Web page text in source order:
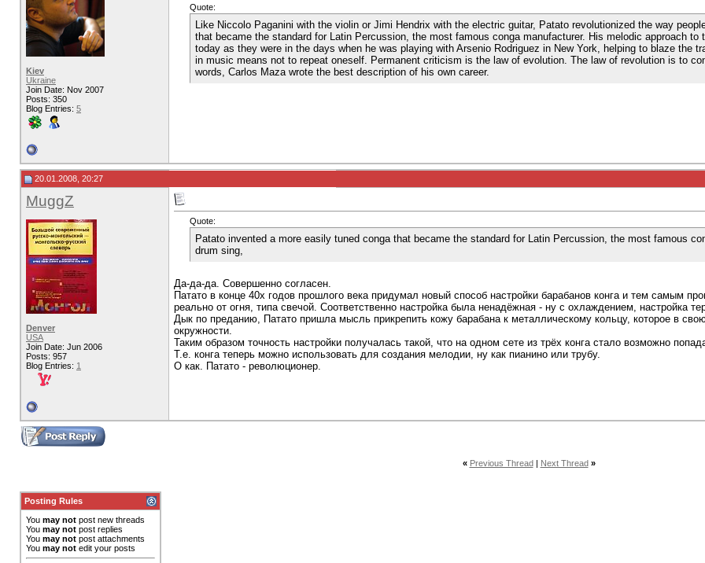
Kiev
Ukraine
Join Date: Nov 2007
Posts: 350
Blog Entries: 5
Quote:
Like Niccolo Paganini with the violin or Jimi Hendrix with the electric guitar, Patato revolutionized the way
that became the standard for Latin Percussion, the most famous conga manufacturer. His melodic approach
today as they were in the days when he was playing with Arsenio Rodriguez in New York, helping to blaze the
in music means not to repeat oneself. Permanent criticism is the law of evolution. The law of revolution is to
words, Carlos Maza wrote the best description of his own career.
20.01.2008, 20:27
MuggZ
Denver
USA
Join Date: Jun 2006
Posts: 957
Blog Entries: 1
Quote:
Patato invented a more easily tuned conga that became the standard for Latin Percussion, the most famous
drum sing,
Да-да-да. Совершенно согласен.
Патато в конце 40х годов прошлого века придумал новый способ настройки барабанов конга и тем самым
реально от огня, типа свечой. Соответственно настройка была ненадёжная - ну с охлаждением, настройка
Дык по преданию, Патато пришла мысль прикрепить кожу барабана к металлическому кольцу, которое в
окружности.
Таким образом точность настройки получалась такой, что на одном сете из трёх конга стало возможно
Т.е. конга теперь можно использовать для создания мелодии, ну как пианино или трубу.
О как. Патато - революционер.
« Previous Thread| Next Thread »
Posting Rules
You may not post new threads
You may not post replies
You may not post attachments
You may not edit your posts